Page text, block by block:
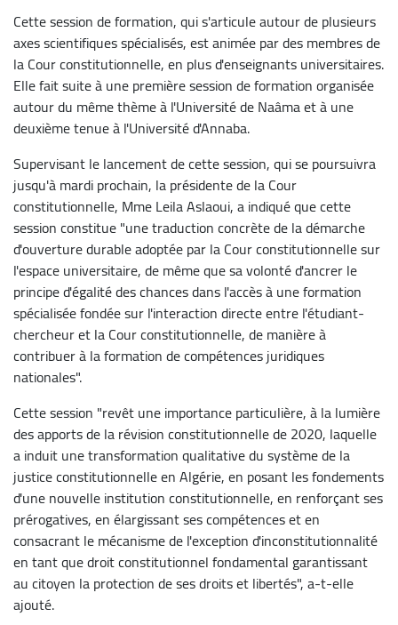
Cette session de formation, qui s'articule autour de plusieurs
axes scientifiques spécialisés, est animée par des membres de
la Cour constitutionnelle, en plus d'enseignants universitaires.
Elle fait suite à une première session de formation organisée
autour du même thème à l'Université de Naâma et à une
deuxième tenue à l'Université d'Annaba.
Supervisant le lancement de cette session, qui se poursuivra
jusqu'à mardi prochain, la présidente de la Cour
constitutionnelle, Mme Leila Aslaoui, a indiqué que cette
session constitue "une traduction concrète de la démarche
d'ouverture durable adoptée par la Cour constitutionnelle sur
l'espace universitaire, de même que sa volonté d'ancrer le
principe d'égalité des chances dans l'accès à une formation
spécialisée fondée sur l'interaction directe entre l'étudiant-
chercheur et la Cour constitutionnelle, de manière à
contribuer à la formation de compétences juridiques
nationales".
Cette session "revêt une importance particulière, à la lumière
des apports de la révision constitutionnelle de 2020, laquelle
a induit une transformation qualitative du système de la
justice constitutionnelle en Algérie, en posant les fondements
d'une nouvelle institution constitutionnelle, en renforçant ses
prérogatives, en élargissant ses compétences et en
consacrant le mécanisme de l'exception d'inconstitutionnalité
en tant que droit constitutionnel fondamental garantissant
au citoyen la protection de ses droits et libertés", a-t-elle
ajouté.